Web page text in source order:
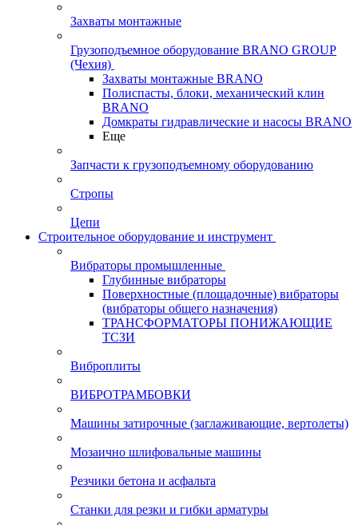
Захваты монтажные
Грузоподъемное оборудование BRANO GROUP
(Чехия)
Захваты монтажные BRANO
Полиспасты, блоки, механический клин
BRANO
Домкраты гидравлические и насосы BRANO
Еще
Запчасти к грузоподъемному оборудованию
Стропы
Цепи
Строительное оборудование и инструмент
Вибраторы промышленные
Глубинные вибраторы
Поверхностные (площадочные) вибраторы
(вибраторы общего назначения)
ТРАНСФОРМАТОРЫ ПОНИЖАЮЩИЕ
ТСЗИ
Виброплиты
ВИБРОТРАМБОВКИ
Машины затирочные (заглаживающие, вертолеты)
Мозаично шлифовальные машины
Резчики бетона и асфальта
Станки для резки и гибки арматуры